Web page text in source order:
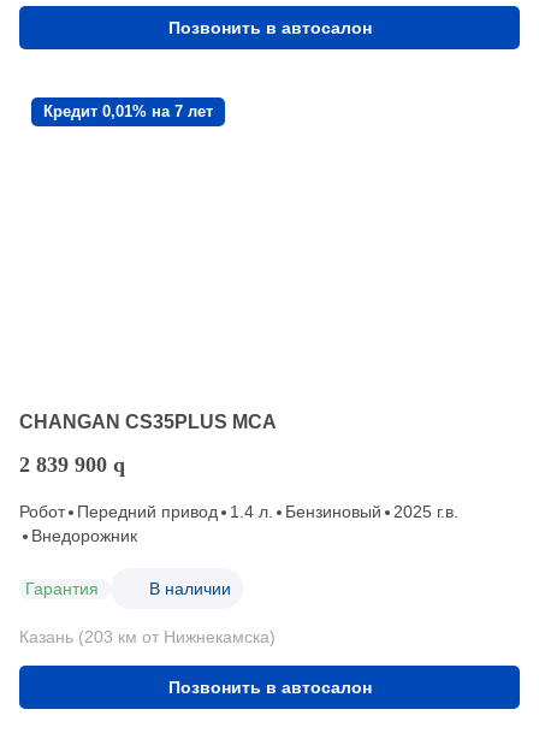
Позвонить в автосалон
Кредит 0,01% на 7 лет
CHANGAN CS35PLUS MCA
2 839 900 q
Робот Передний привод 1.4 л. Бензиновый
2025 г.в.
Внедорожник
Гарантия В наличии
Казань (203 км от Нижнекамска)
Позвонить в автосалон